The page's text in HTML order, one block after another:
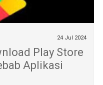
24 Jul 2024
Play Store
Aplikasi